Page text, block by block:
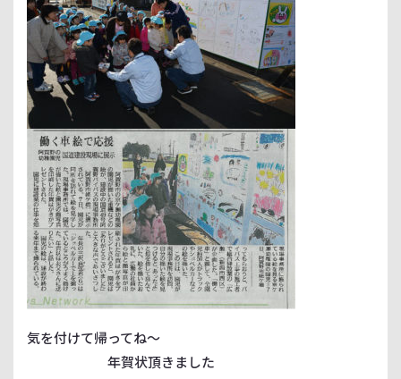
気を付けて帰ってね～
年賀状頂きました